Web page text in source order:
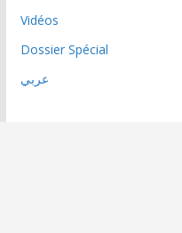
Vidéos
Dossier Spécial
عربي